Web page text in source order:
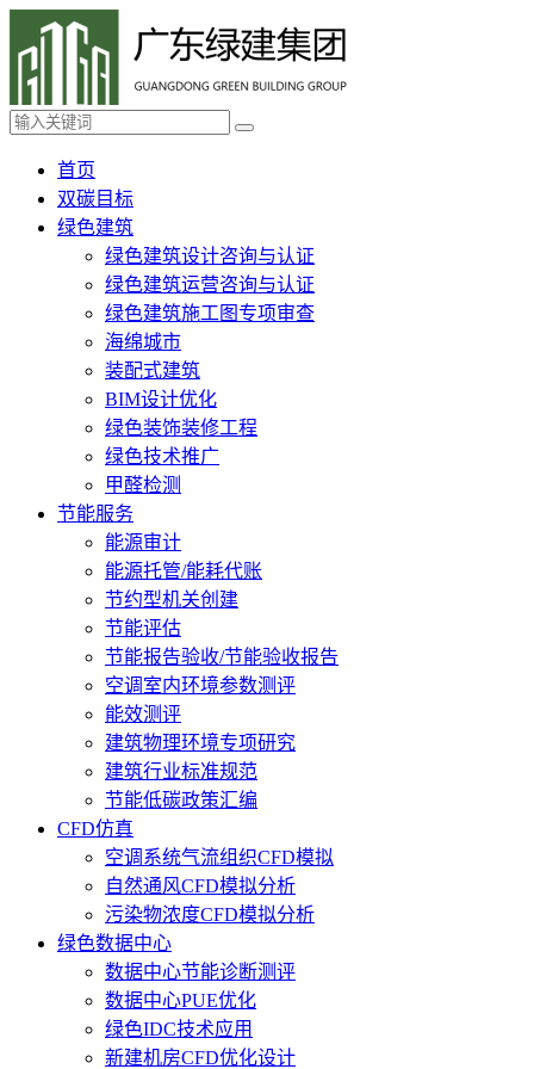
首页
双碳目标
绿色建筑
绿色建筑设计咨询与认证
绿色建筑运营咨询与认证
绿色建筑施工图专项审查
海绵城市
装配式建筑
BIM设计优化
绿色装饰装修工程
绿色技术推广
甲醛检测
节能服务
能源审计
能源托管/能耗代账
节约型机关创建
节能评估
节能报告验收/节能验收报告
空调室内环境参数测评
能效测评
建筑物理环境专项研究
建筑行业标准规范
节能低碳政策汇编
CFD仿真
空调系统气流组织CFD模拟
自然通风CFD模拟分析
污染物浓度CFD模拟分析
绿色数据中心
数据中心节能诊断测评
数据中心PUE优化
绿色IDC技术应用
新建机房CFD优化设计